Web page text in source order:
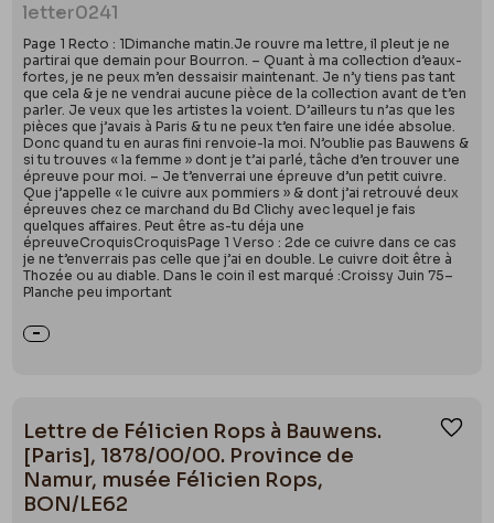
letter0241
Page 1 Recto : 1Dimanche matin.Je rouvre ma lettre, il pleut je ne
partirai que demain pour Bourron. – Quant à ma collection d’eaux-
fortes, je ne peux m’en dessaisir maintenant. Je n’y tiens pas tant
que cela & je ne vendrai aucune pièce de la collection avant de t’en
parler. Je veux que les artistes la voient. D’ailleurs tu n’as que les
pièces que j’avais à Paris & tu ne peux t’en faire une idée absolue.
Donc quand tu en auras fini renvoie-la moi. N’oublie pas Bauwens &
si tu trouves « la femme » dont je t’ai parlé, tâche d’en trouver une
épreuve pour moi. – Je t’enverrai une épreuve d’un petit cuivre.
Que j’appelle « le cuivre aux pommiers » & dont j’ai retrouvé deux
épreuves chez ce marchand du Bd Clichy avec lequel je fais
quelques affaires. Peut être as-tu déja une
épreuveCroquisCroquisPage 1 Verso : 2de ce cuivre dans ce cas
je ne t’enverrais pas celle que j’ai en double. Le cuivre doit être à
Thozée ou au diable. Dans le coin il est marqué :Croissy Juin 75–
Planche peu important
Lettre de Félicien Rops à Bauwens.
[Paris], 1878/00/00. Province de
Namur, musée Félicien Rops,
BON/LE62